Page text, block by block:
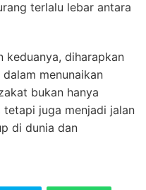
terlalu lebar antara
keduanya, diharapkan
menunaikan
bukan hanya
juga menjadi jalan
di dunia dan